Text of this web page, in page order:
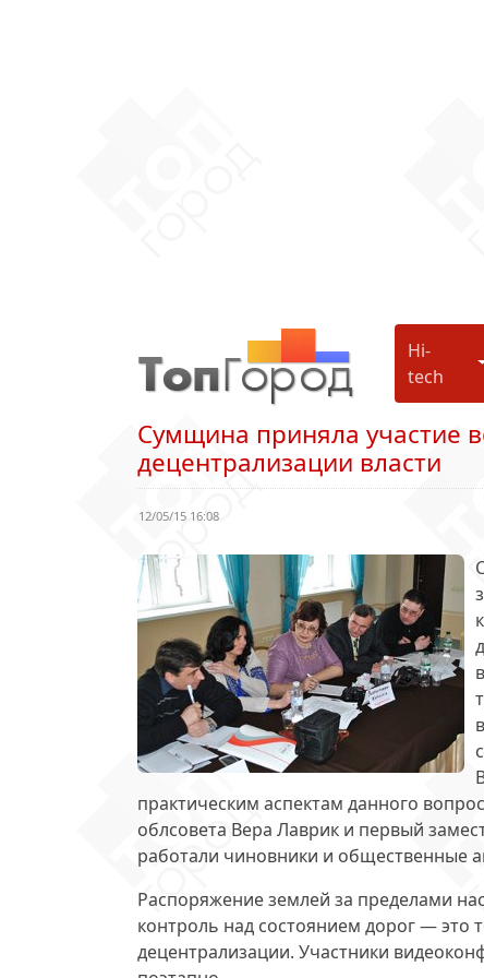
Hi-
tech
Сумщина приняла участие
децентрализации власти
12/05/15 16:08
практическим аспектам данного
облсовета Вера Лаврик и первый
работали чиновники и общественные
Распоряжение землей за пределами
контроль над состоянием дорог — это
децентрализации. Участники